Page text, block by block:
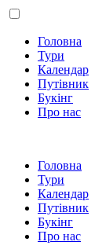
Головна
Тури
Календар
Путівник
Букінг
Про нас
Головна
Тури
Календар
Путівник
Букінг
Про нас